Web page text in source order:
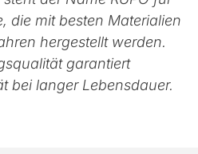
die mit besten Materialien
hergestellt werden.
garantiert
bei langer Lebensdauer.